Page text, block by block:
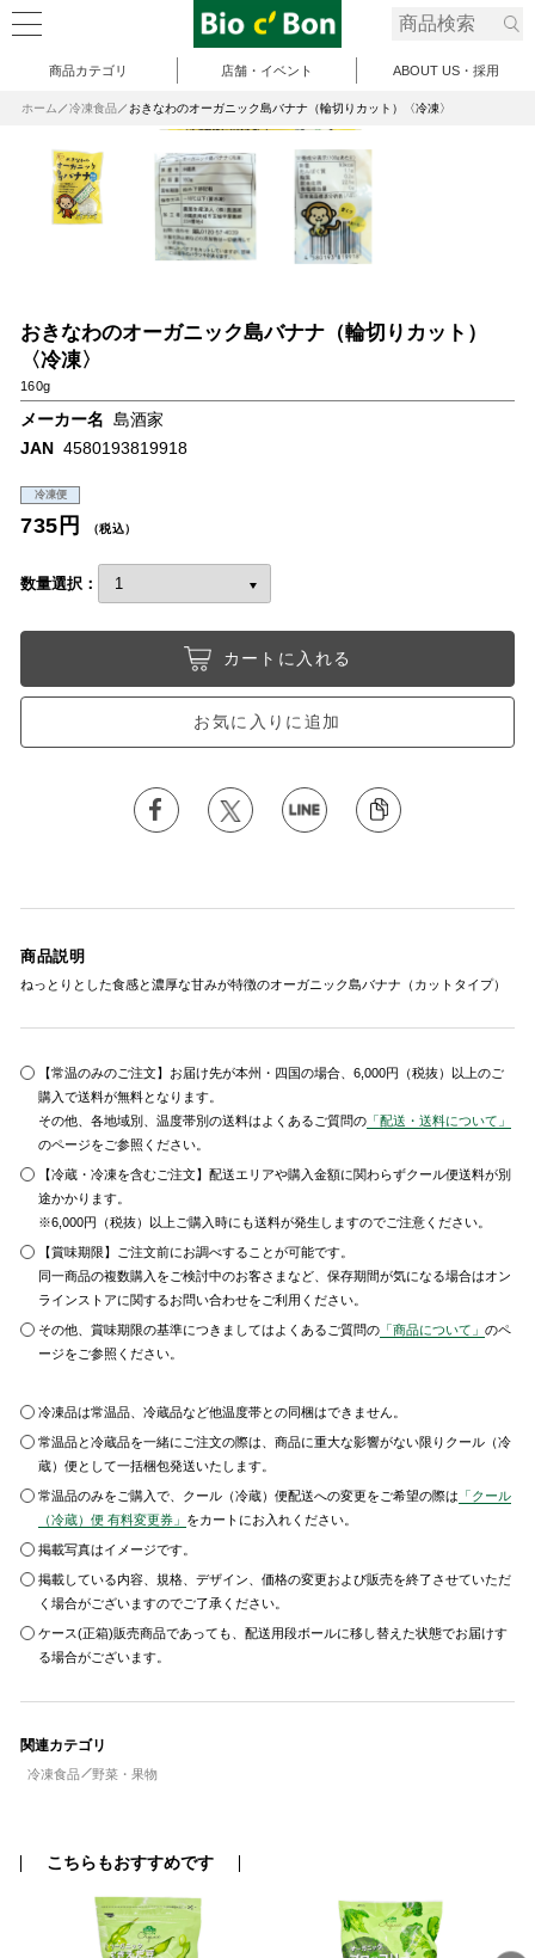
商品カテゴリ 店舗・イベント ABOUT US・採用
ホーム 冷凍食品 おきなわのオーガニック島バナナ（輪切りカット）〈冷凍〉
おきなわのオーガニック島バナナ（輪切りカット）
〈冷凍〉
160g
メーカー名 島酒家
JAN 4580193819918
冷凍便
735円 （税込）
数量選択：
カートに入れる
お気に入りに追加
商品説明
ねっとりとした食感と濃厚な甘みが特徴のオーガニック島バナナ（カットタイプ）
【常温のみのご注文】お届け先が本州・四国の場合、6,000円（税抜）以上のご
購入で送料が無料となります。
その他、各地域別、温度帯別の送料はよくあるご質問の 「配送・送料について」
のページをご参照ください。
【冷蔵・冷凍を含むご注文】配送エリアや購入金額に関わらずクール便送料が別
途かかります。
※6,000円（税抜）以上ご購入時にも送料が発生しますのでご注意ください。
【賞味期限】ご注文前にお調べすることが可能です。
同一商品の複数購入をご検討中のお客さまなど、保存期間が気になる場合はオン
ラインストアに関するお問い合わせをご利用ください。
その他、賞味期限の基準につきましてはよくあるご質問の 「商品について」のペ
ージをご参照ください。
冷凍品は常温品、冷蔵品など他温度帯との同梱はできません。
常温品と冷蔵品を一緒にご注文の際は、商品に重大な影響がない限りクール（冷
蔵）便として一括梱包発送いたします。
常温品のみをご購入で、クール（冷蔵）便配送への変更をご希望の際は 「クール
（冷蔵）便 有料変更券」 をカートにお入れください。
掲載写真はイメージです。
掲載している内容、規格、デザイン、価格の変更および販売を終了させていただ
く場合がございますのでご了承ください。
ケース(正箱)販売商品であっても、配送用段ボールに移し替えた状態でお届けす
る場合がございます。
関連カテゴリ
冷凍食品 野菜・果物
こちらもおすすめです